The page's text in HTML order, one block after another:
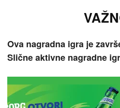
Ova nagradna igra je
Slične aktivne nagradne